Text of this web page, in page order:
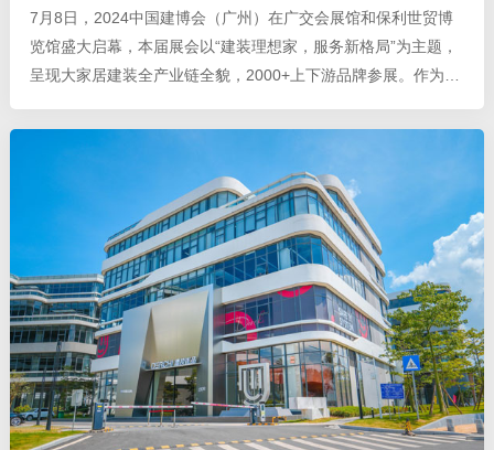
7月8日，2024中国建博会（广州）在广交会展馆和保利世贸博
览馆盛大启幕，本届展会以“建装理想家，服务新格局”为主题，
呈现大家居建装全产业链全貌，2000+上下游品牌参展。作为一
以“共窗安全+”为主题亮相广